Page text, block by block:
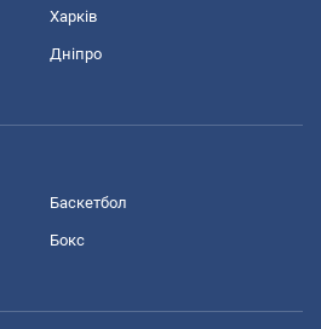
Харків
Дніпро
Баскетбол
Бокс